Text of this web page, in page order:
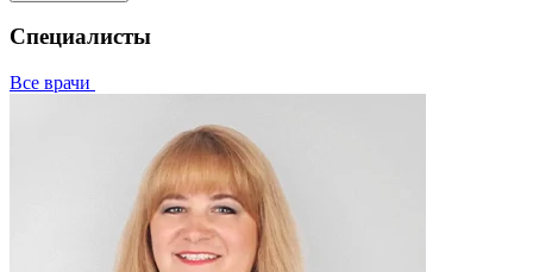
Специалисты
Все врачи